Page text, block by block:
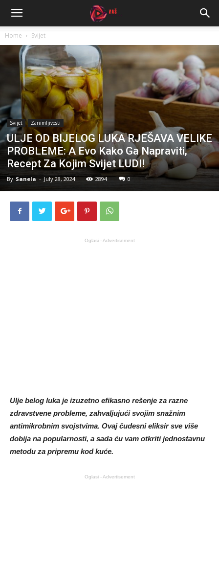
Home Svijet
Svijet Zanimljivosti
ULJE OD BIJELOG LUKA RJEŠAVA VELIKE
PROBLEME: A Evo Kako Ga Napraviti,
Recept Za Kojim Svijet LUDI!
By Sanela - July 28, 2024 2894 0
Oglasi - Advertisement
Ulje belog luka je izuzetno efikasno rešenje za razne
zdravstvene probleme, zahvaljujući svojim snažnim
antimikrobnim svojstvima. Ovaj čudesni eliksir sve više
dobija na popularnosti, a sada ću vam otkriti jednostavnu
metodu za pripremu kod kuće.
Oglasi - Advertisement